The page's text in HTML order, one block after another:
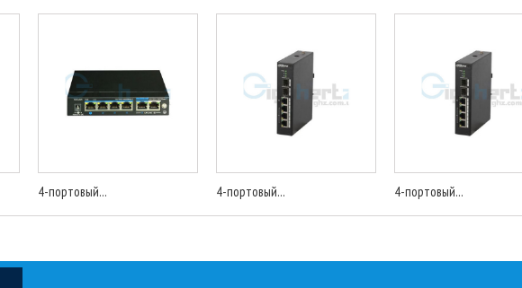
4-портовый... 4-портовый... 4-портовый...